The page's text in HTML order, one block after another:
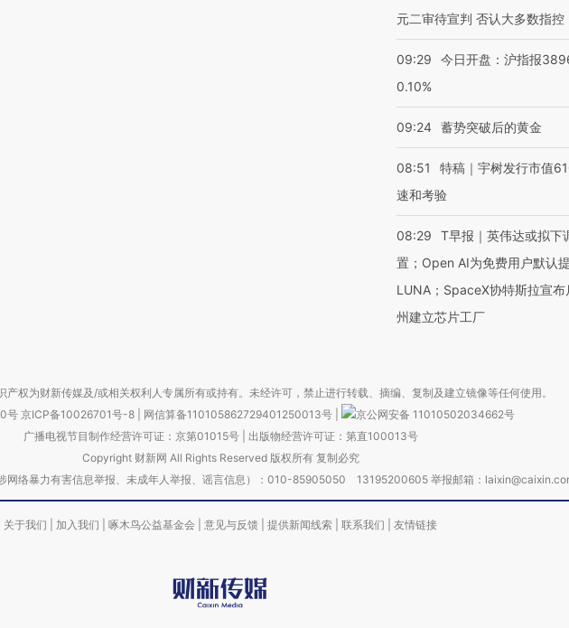
元二审待宣判 否认大多数指控
09:29
今日开盘：沪指报
0.10%
09:24 蓄势突破后的黄金
08:51
特稿｜宇树发行市值
速和考验
08:29
T早报｜英伟达或拟下
置；Open AI为免费用户默认
LUNA；SpaceX协特斯拉宣
州建立芯片工厂
产权为财新传媒及/或相关权利人专属所有或持有。未经许可，禁止进行转载、摘编、复制及建立镜像等任何使用。
号 京ICP备10026701号-8 网信算备110105862729401250013号
京公网安备 11010502034662号
广播电视节目制作经营许可证：京第01015号| 出版物经营许可证：第直100013号
Copyright 财新网 All Rights Reserved 版权所有 复制必究
网络暴力有害信息举报、未成年人举报、谣言信息）：010-85905050 13195200605 举报邮箱：
关于我们 加入我们 啄木鸟公益基金会 意见与反馈 提供新闻线索 联系我们 友情链接